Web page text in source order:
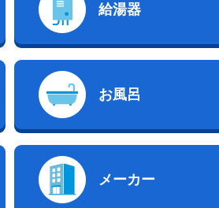
給湯器
お風呂
メーカー